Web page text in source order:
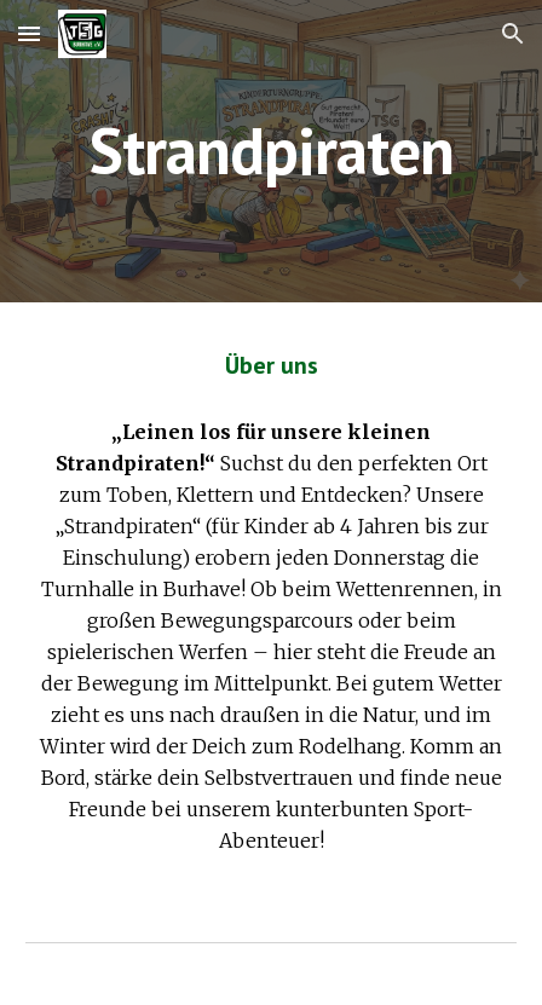
Skip to main content Skip to navigation
Strandpiraten
Über uns
„Leinen los für unsere kleinen
Strandpiraten!“ Suchst du den perfekten Ort
zum Toben, Klettern und Entdecken? Unsere
„Strandpiraten“ (für Kinder ab 4 Jahren bis zur
Einschulung) erobern jeden Donnerstag die
Turnhalle in Burhave! Ob beim Wettenrennen, in
großen Bewegungsparcours oder beim
spielerischen Werfen – hier steht die Freude an
der Bewegung im Mittelpunkt. Bei gutem Wetter
zieht es uns nach draußen in die Natur, und im
Winter wird der Deich zum Rodelhang. Komm an
Bord, stärke dein Selbstvertrauen und finde neue
Freunde bei unserem kunterbunten Sport-
Abenteuer!